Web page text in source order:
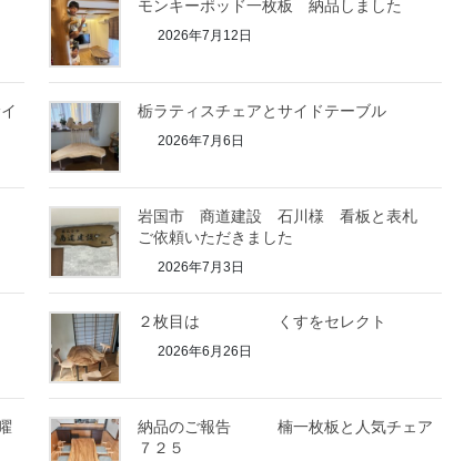
モンキーポッド一枚板 納品しました
2026年7月12日
栃ラティスチェアとサイドテーブル
2026年7月6日
岩国市 商道建設 石川様 看板と表札
ご依頼いただきました
2026年7月3日
２枚目は くすをセレクト
2026年6月26日
納品のご報告 楠一枚板と人気チェア
７２５